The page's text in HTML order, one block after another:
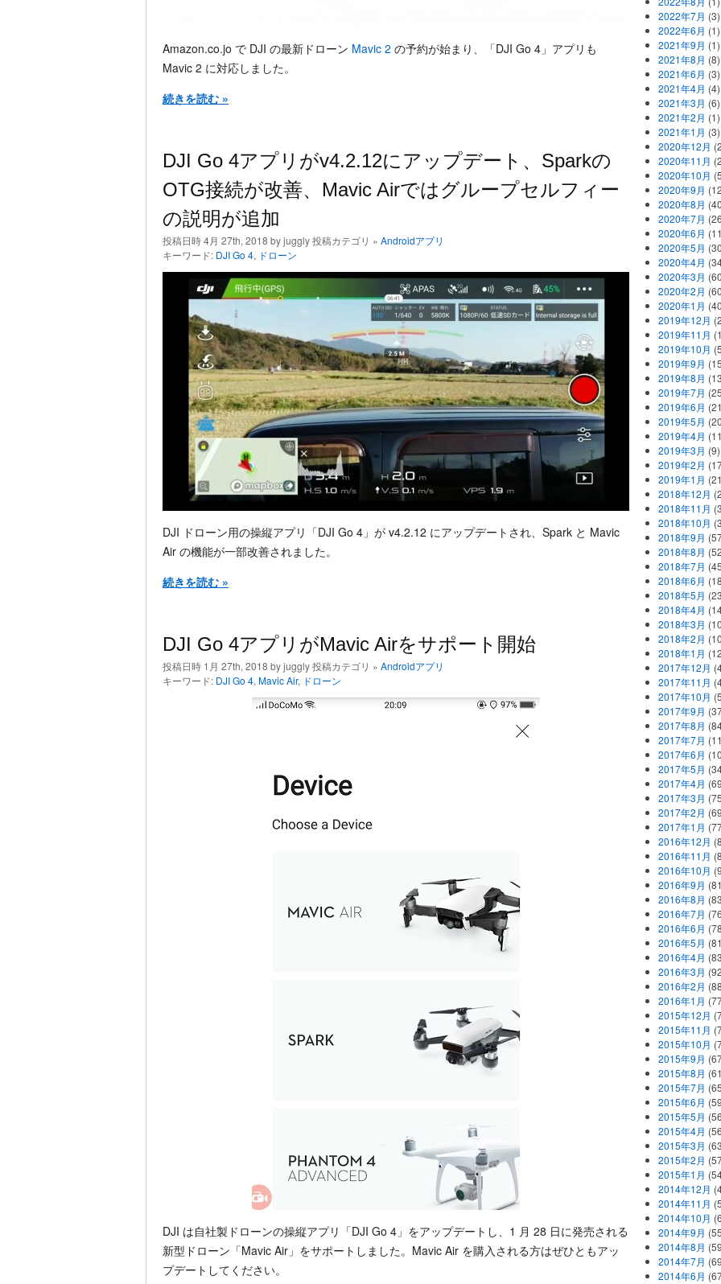
Amazon.co.jo で DJI の最新ドローン Mavic 2 の予約が始まり、「DJI Go 4」アプリも
Mavic 2 に対応しました。
続きを読む »
DJI Go 4アプリがv4.2.12にアップデート、Sparkの
OTG接続が改善、Mavic Airではグループセルフィー
の説明が追加
投稿日時 4月 27th, 2018 by juggly 投稿カテゴリ » Androidアプリ
キーワード: DJI Go 4, ドローン
DJI ドローン用の操縦アプリ「DJI Go 4」が v4.2.12 にアップデートされ、Spark と Mavic
Air の機能が一部改善されました。
続きを読む »
DJI Go 4アプリがMavic Airをサポート開始
投稿日時 1月 27th, 2018 by juggly 投稿カテゴリ » Androidアプリ
キーワード: DJI Go 4, Mavic Air, ドローン
DJI は自社製ドローンの操縦アプリ「DJI Go 4」をアップデートし、1 月 28 日に発売される
新型ドローン「Mavic Air」をサポートしました。Mavic Air を購入される方はぜひともアッ
プデートしてください。
2022年7月 (3)
2022年6月 (1)
2021年9月 (1)
2021年8月 (8)
2021年6月 (3)
2021年4月 (4)
2021年3月 (6)
2021年2月 (1)
2021年1月 (3)
2020年12月
2020年11月
2020年10月
2020年9月
2020年8月
2020年7月
2020年6月
2020年5月
2020年4月
2020年3月
2020年2月
2020年1月
2019年12月
2019年11月
2019年10月
2019年9月
2019年8月
2019年7月
2019年6月
2019年5月
2019年4月
2019年3月 (9)
2019年2月
2019年1月
2018年12月
2018年11月
2018年10月
2018年9月
2018年8月
2018年7月
2018年6月
2018年5月
2018年4月
2018年3月
2018年2月
2018年1月
2017年12月
2017年11月
2017年10月
2017年9月
2017年8月
2017年7月
2017年6月
2017年5月
2017年4月
2017年3月
2017年2月
2017年1月
2016年12月
2016年11月
2016年10月
2016年9月
2016年8月
2016年7月
2016年6月
2016年5月
2016年4月
2016年3月
2016年2月
2016年1月
2015年12月
2015年11月
2015年10月
2015年9月
2015年8月
2015年7月
2015年6月
2015年5月
2015年4月
2015年3月
2015年2月
2015年1月
2014年12月
2014年11月
2014年10月
2014年9月
2014年8月
2014年7月
2014年6月